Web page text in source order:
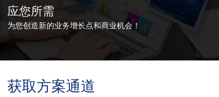
应您所需
为您创造新的业务增长点和商业机会！
获取方案通道